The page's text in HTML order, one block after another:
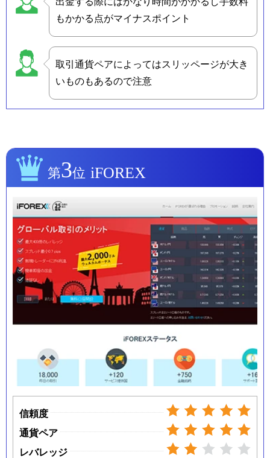
もかかる点がマイナスポイント
取引通貨ペアによってはスリッページが大き
いものもあるので注意
第3位 iFOREX
信頼度
通貨ペア
レバレッジ